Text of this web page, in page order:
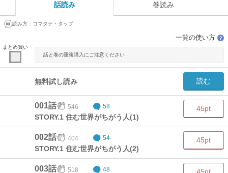
話読み 巻読み
読み方： コマタテ・タップ
まとめ買い
一覧の使い方 ？
話と巻の重複購入にご注意ください
無料試し読み 読む
001話 546 58
STORY.1 住む世界がちがう人(1)
45pt
002話 404 54
STORY.1 住む世界がちがう人(2)
45pt
003話 518 48